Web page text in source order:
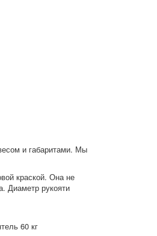
и габаритами. Мы
краской. Она не
Диаметр рукояти
60 кг